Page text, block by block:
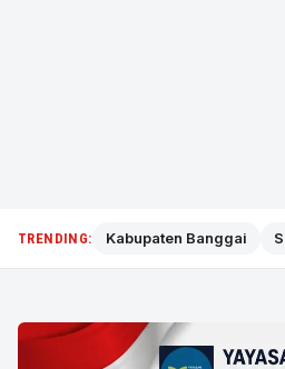
TRENDING: Kabupaten Banggai